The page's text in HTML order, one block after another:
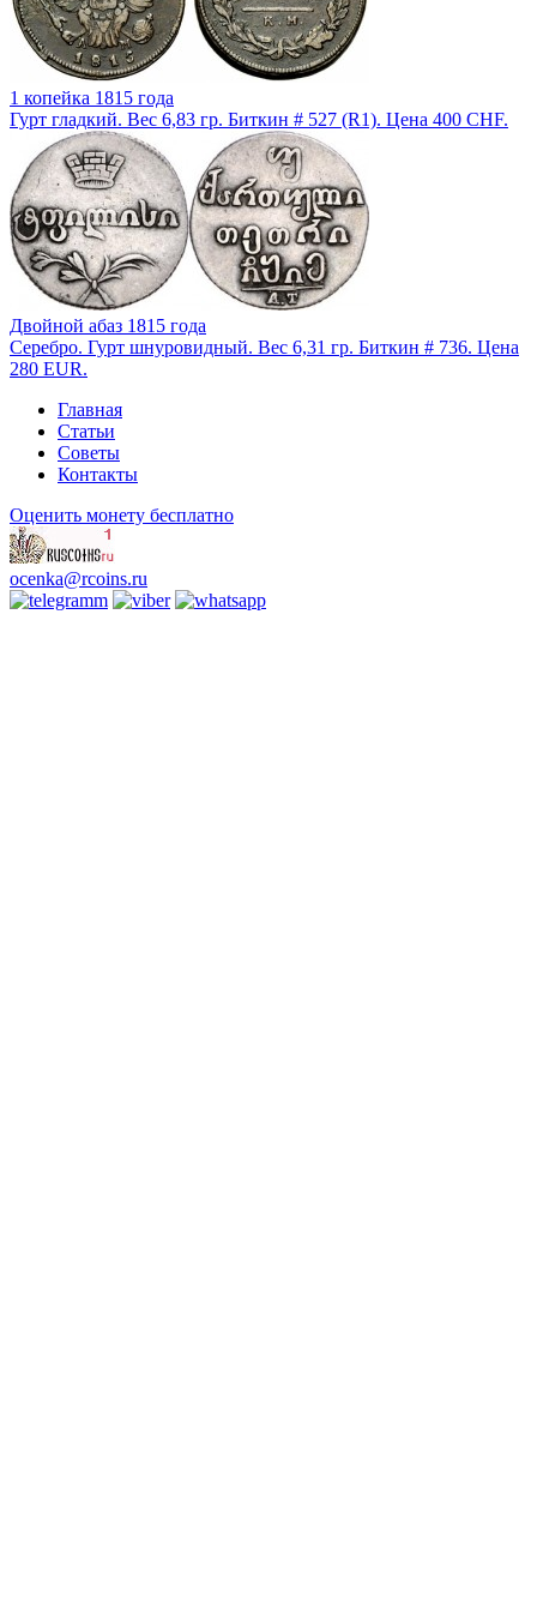
1 копейка 1815 года
Гурт гладкий. Вес 6,83 гр. Биткин # 527 (R1). Цена 400 CHF.
Двойной абаз 1815 года
Серебро. Гурт шнуровидный. Вес 6,31 гр. Биткин # 736. Цена
280 EUR.
Главная
Статьи
Советы
Контакты
Оценить монету бесплатно
ocenka@rcoins.ru